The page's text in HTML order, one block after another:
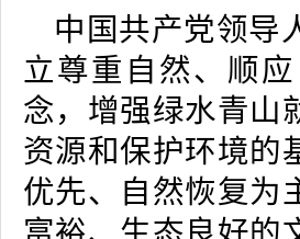
中国共产党领导
立尊重自然、顺
念，增强绿水青山
资源和保护环境的
优先、自然恢复为